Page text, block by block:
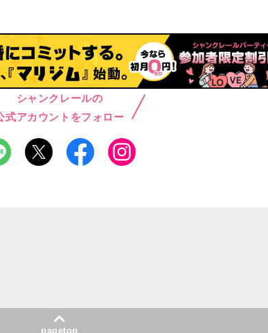
シャンクレールの
式アカウントをフォロー
pagetop